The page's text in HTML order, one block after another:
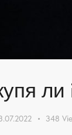
ли
348